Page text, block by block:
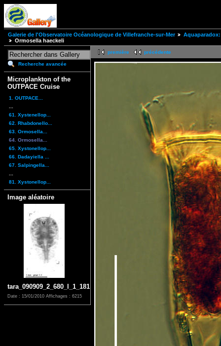
Galerie de l'Observatoire Océanologique de Villefranche-sur-Mer
Ormosella haeckeli
Recherche avancée
Microplankton of the
OUTPACE Cruise
1. OUTPACE...
61. Xystenellop...
62. Rhabdonello...
63. Ormosella...
64. Ormosella...
65. Xystonellop...
66. Dadayiella ...
67. Salpingella...
81. Xystonellop...
Image aléatoire
tara_090909_2_680_l_1_181
Date : 15/01/2010 Affichages : 6215
première précédente